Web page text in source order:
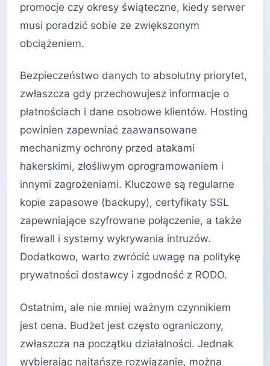
promocje czy okresy świąteczne, kiedy serwer
musi poradzić sobie ze zwiększonym
obciążeniem.
Bezpieczeństwo danych to absolutny priorytet,
zwłaszcza gdy przechowujesz informacje o
płatnościach i dane osobowe klientów. Hosting
powinien zapewniać zaawansowane
mechanizmy ochrony przed atakami
hakerskimi, złośliwym oprogramowaniem i
innymi zagrożeniami. Kluczowe są regularne
kopie zapasowe (backupy), certyfikaty SSL
zapewniające szyfrowane połączenie, a także
firewall i systemy wykrywania intruzów.
Dodatkowo, warto zwrócić uwagę na politykę
prywatności dostawcy i zgodność z RODO.
Ostatnim, ale nie mniej ważnym czynnikiem
jest cena. Budżet jest często ograniczony,
zwłaszcza na początku działalności. Jednak
wybierając najtańsze rozwiązanie, można